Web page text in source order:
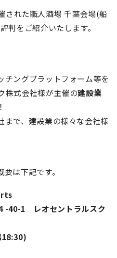
れた職人酒場 千葉会場(船
判をご紹介いたします。
チングプラットフォーム等を
株式会社様が主催の建設業
まで、建設業の様々な会社様
は下記です。
-40-1 レオセントラルスク
18:30)